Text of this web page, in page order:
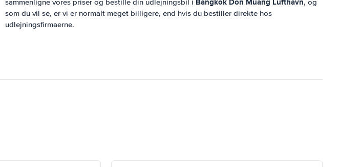
sammenligne vores priser og bestille din udlejningsbil i
, og
som du vil se, er vi er normalt meget billigere, end hvis du bestiller direkte hos
udlejningsfirmaerne.